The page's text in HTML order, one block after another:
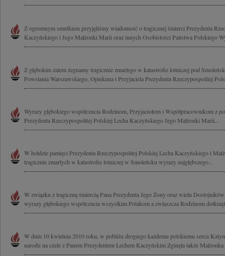
Z ogromnym smutkiem przyjęliśmy wiadomość o tragicznej śmierci Prezydenta
Kaczyńskiego i Jego Małżonki Marii oraz innych Osobistości Państwa Polskiego
Z głębokim żalem żegnamy tragicznie zmarłego w katastrofie lotniczej pod
Powstania Warszawskiego, Opiekuna i Przyjaciela Prezydenta Rzeczypospolitej
Wyrazy głębokiego współczucia Rodzinom, Przyjaciołom i Współpracownikom z
Prezydenta Rzeczypospolitej Polskiej Lecha Kaczyńskiego Jego Małżonki Marii...
W hołdzie pamięci Prezydenta Rzeczypospolitej Polskiej Lecha Kaczyńskiego i
tragicznie zmarłych w katastrofie lotniczej w Smoleńsku wyrazy najgłębszego...
W związku z tragiczną śmiercią Pana Prezydenta Jego Żony oraz wielu
wyrazy głębokiego współczucia wszystkim Polakom a zwłaszcza Rodzinom
W dniu 10 kwietnia 2010 roku, w pobliżu drogiego każdemu polskiemu sercu
narodu na czele z Panem Prezydentem Lechem Kaczyńskim Zginęła także